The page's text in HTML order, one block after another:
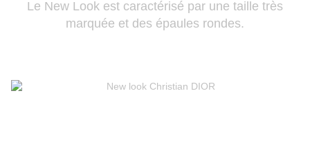
Le New Look est caractérisé par une taille très
marquée et des épaules rondes.